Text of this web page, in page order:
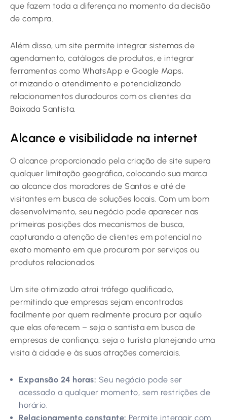
que fazem toda a diferença no momento da decisão
de compra.
Além disso, um site permite integrar sistemas de
agendamento, catálogos de produtos, e integrar
ferramentas como WhatsApp e Google Maps,
otimizando o atendimento e potencializando
relacionamentos duradouros com os clientes da
Baixada Santista.
Alcance e visibilidade na internet
O alcance proporcionado pela criação de site supera
qualquer limitação geográfica, colocando sua marca
ao alcance dos moradores de Santos e até de
visitantes em busca de soluções locais. Com um bom
desenvolvimento, seu negócio pode aparecer nas
primeiras posições dos mecanismos de busca,
capturando a atenção de clientes em potencial no
exato momento em que procuram por serviços ou
produtos relacionados.
Um site otimizado atrai tráfego qualificado,
permitindo que empresas sejam encontradas
facilmente por quem realmente procura por aquilo
que elas oferecem – seja o santista em busca de
empresas de confiança, seja o turista planejando uma
visita à cidade e às suas atrações comerciais.
Expansão 24 horas: Seu negócio pode ser
acessado a qualquer momento, sem restrições de
horário.
Relacionamento constante: Permite interagir com